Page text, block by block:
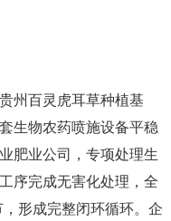
州百灵虎耳草种植基
生物农药喷施设备平稳
肥业公司，专项处理生
序完成无害化处理，全
形成完整闭环循环。企